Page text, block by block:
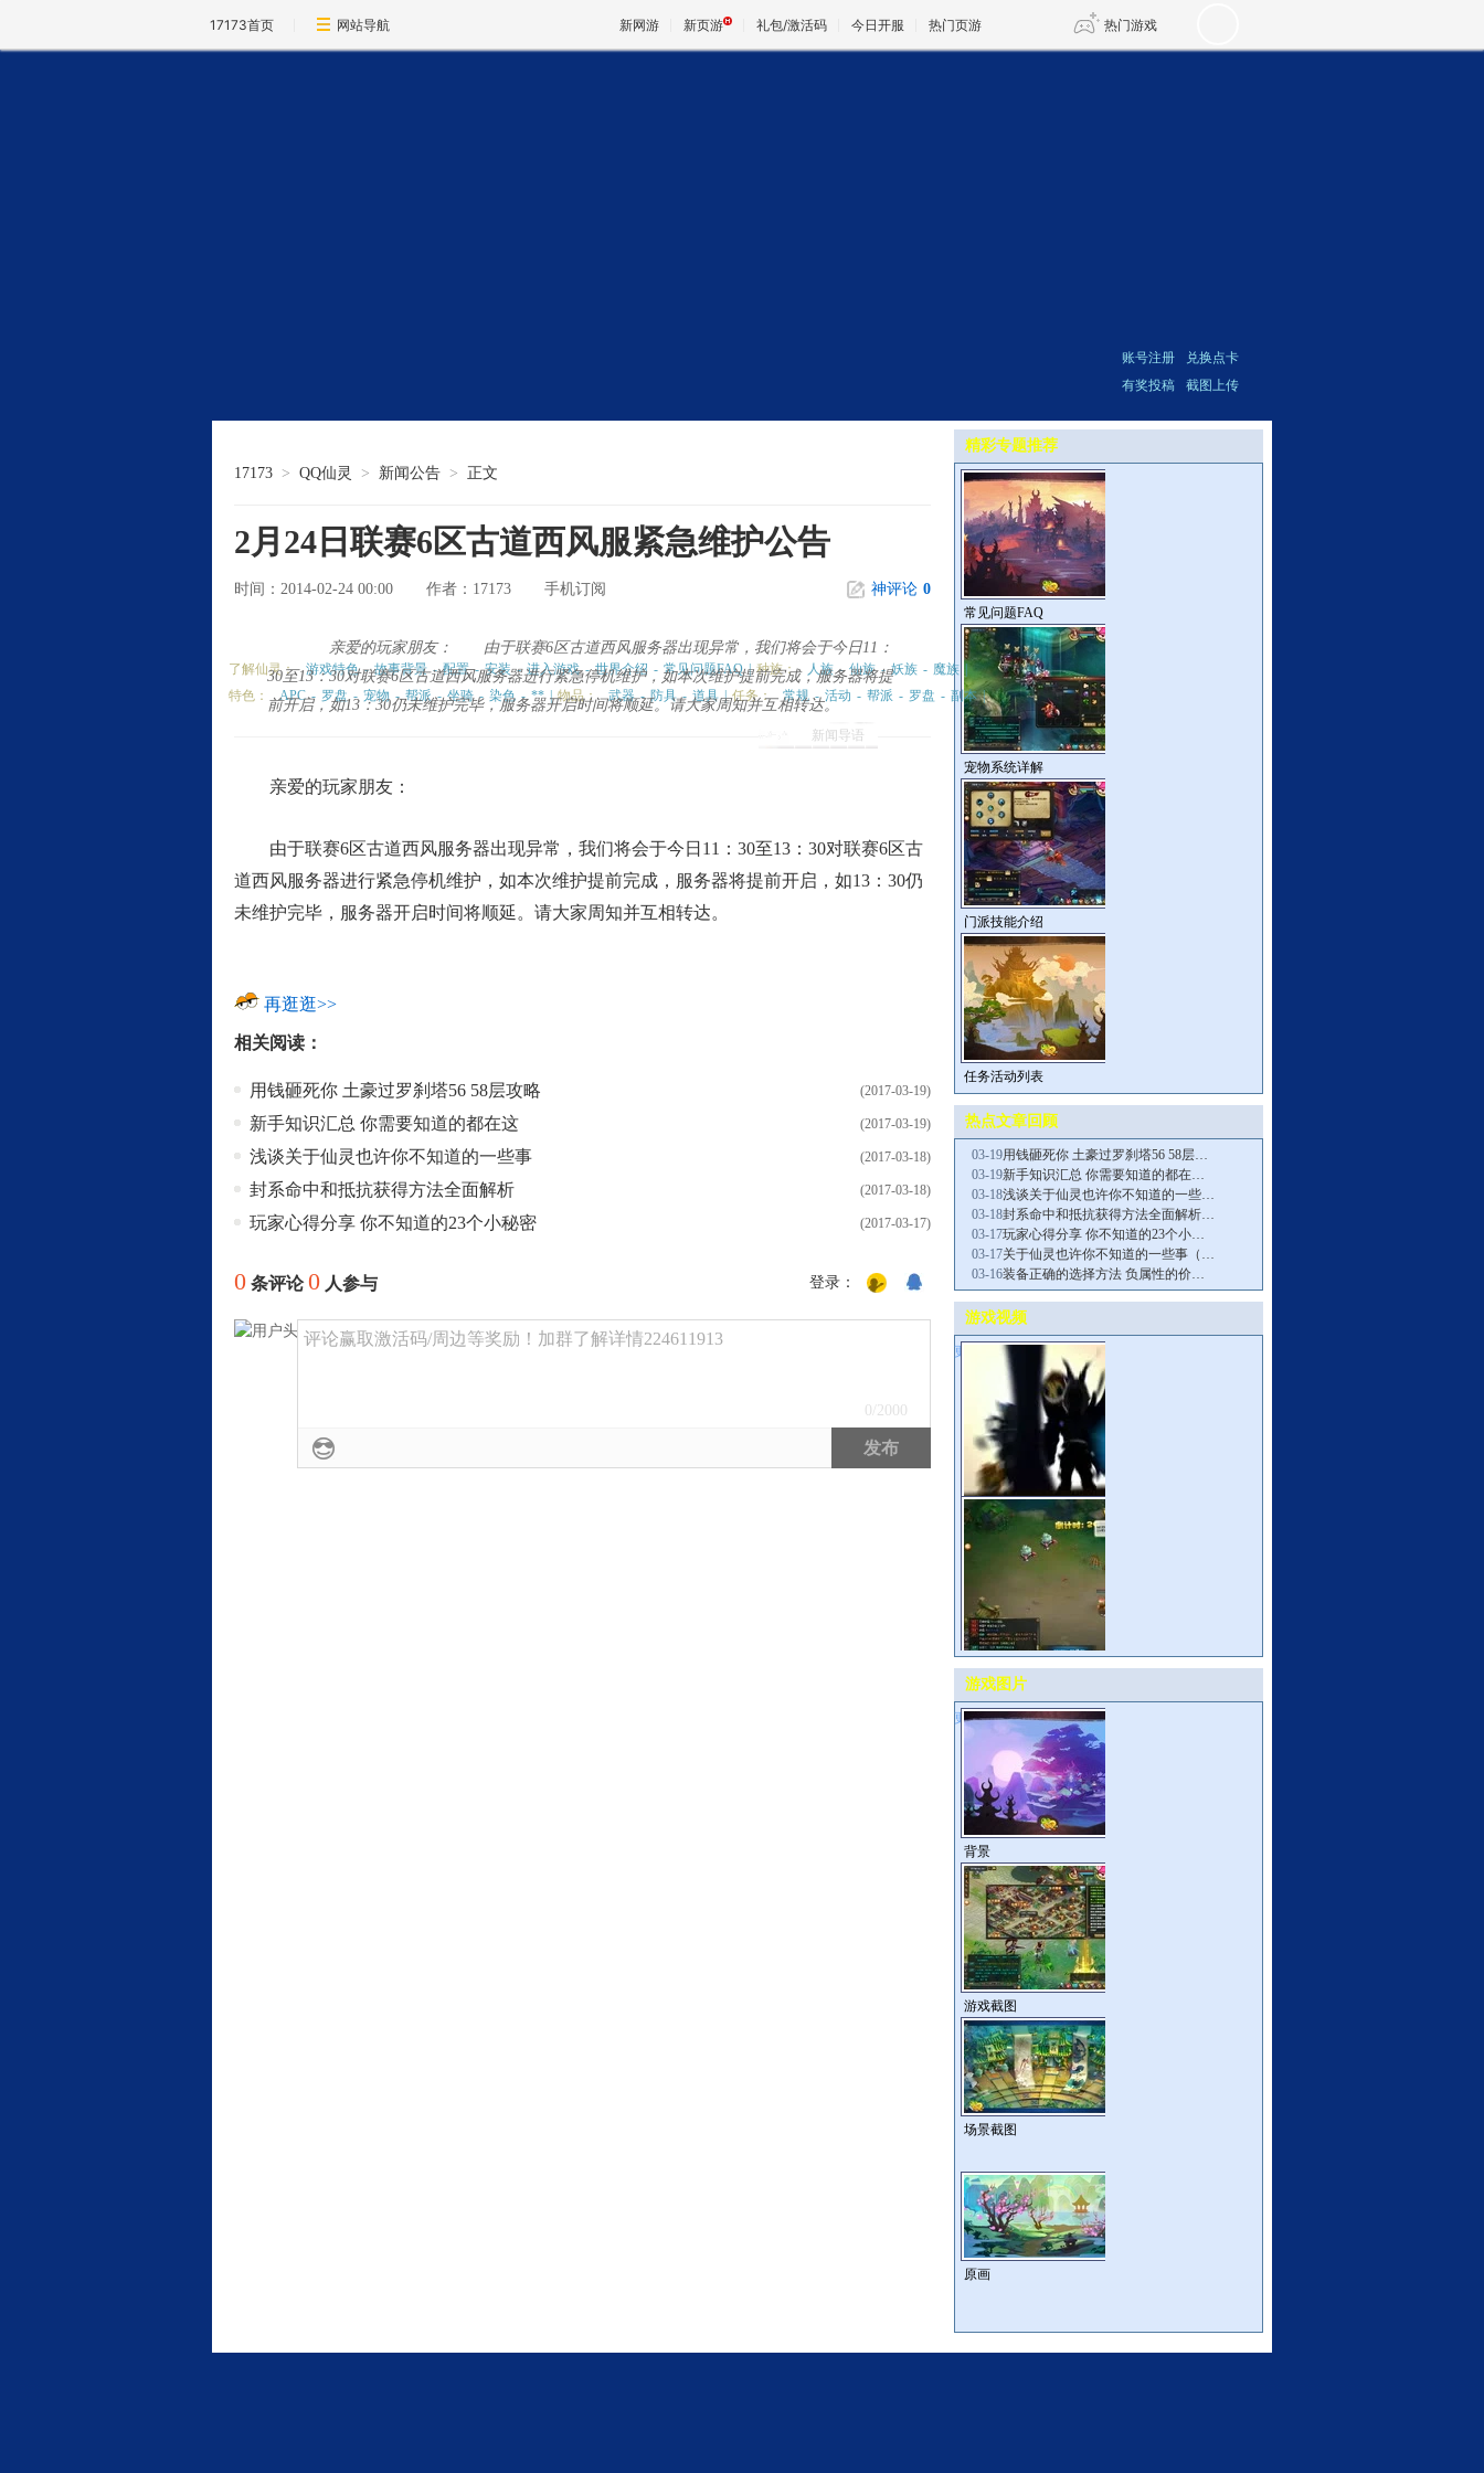
17173首页 网站导航 新网游 新页游 礼包/激活码 今日开服 热门页游 热门游戏
账号注册
兑换点卡
有奖投稿
截图上传
了解仙灵： 游戏特色 - 故事背景 - 配置 - 安装 - 进入游戏 - 世界介绍 - 常见问题FAQ | 种族： 人族 - 仙族 - 妖族 - 魔族
特色：
APC - 罗盘 - 宠物 - 帮派 - 坐骑 - 染色 - ** | 物品： 武器 - 防具 - 道具 | 任务： 常规 - 活动 - 帮派 - 罗盘 - 副本 |
17173 > QQ仙灵 > 新闻公告 > 正文
2月24日联赛6区古道西风服紧急维护公告
时间：2014-02-24 00:00 作者： 17173 手机订阅 神评论 0
新闻导语
亲爱的玩家朋友： 由于联赛6区古道西风服务器出现异常，我们将会于今日11：
30至13：30对联赛6区古道西风服务器进行紧急停机维护，如本次维护提前完成，服务器将提
前开启，如13：30仍未维护完毕，服务器开启时间将顺延。请大家周知并互相转达。
亲爱的玩家朋友：
由于联赛6区古道西风服务器出现异常，我们将会于今日11：30至13：30对联赛6区古
道西风服务器进行紧急停机维护，如本次维护提前完成，服务器将提前开启，如13：30仍
未维护完毕，服务器开启时间将顺延。请大家周知并互相转达。
再逛逛>>
相关阅读：
(2017-03-19)
用钱砸死你 土豪过罗刹塔56 58层攻略
(2017-03-19)
新手知识汇总 你需要知道的都在这
(2017-03-18)
浅谈关于仙灵也许你不知道的一些事
(2017-03-18)
封系命中和抵抗获得方法全面解析
(2017-03-17)
玩家心得分享 你不知道的23个小秘密
0 条评论0 人参与 登录：
评论赢取激活码/周边等奖励！加群了解详情224611913
0 /2000
发布
精彩专题推荐
常见问题FAQ
宠物系统详解
门派技能介绍
任务活动列表
热点文章回顾
03-19用钱砸死你 土豪过罗刹塔56 58层…
03-19新手知识汇总 你需要知道的都在…
03-18浅谈关于仙灵也许你不知道的一些…
03-18封系命中和抵抗获得方法全面解析…
03-17玩家心得分享 你不知道的23个小…
03-17关于仙灵也许你不知道的一些事（…
03-16装备正确的选择方法 负属性的价…
游戏视频
更多>>
腾讯《QQ仙灵》APC
内测视频
17173新游尝鲜坊:《QQ
仙灵》
游戏图片
更多>>
背景
游戏截图
场景截图
原画